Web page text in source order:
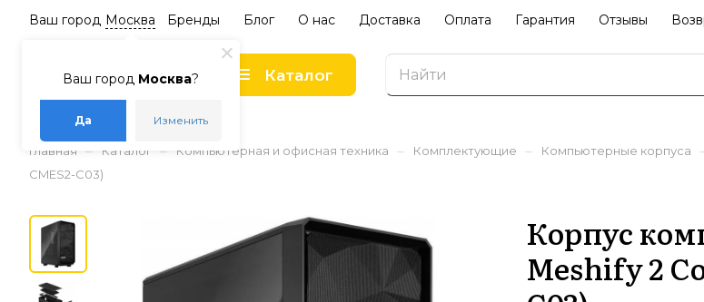
Ваш город Москва?
Да Изменить
Ваш город Москва Бренды Блог О нас Доставка Оплата Гарантия Отзывы
Каталог
Главная – Каталог – Компьютерная и офисная техника – Комплектующие – Компьютерные корпуса
CMES2-C03)
Корпус
Meshify 2